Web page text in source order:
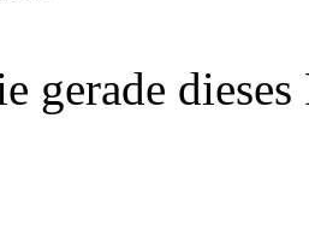
gerade